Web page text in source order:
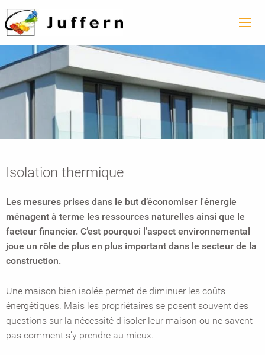
Isolation thermique
Les mesures prises dans le but d’économiser l'énergie
ménagent à terme les ressources naturelles ainsi que le
facteur financier. C’est pourquoi l’aspect environnemental
joue un rôle de plus en plus important dans le secteur de la
construction.
Une maison bien isolée permet de diminuer les coûts
énergétiques. Mais les propriétaires se posent souvent des
questions sur la nécessité d’isoler leur maison ou ne savent
pas comment s’y prendre au mieux.